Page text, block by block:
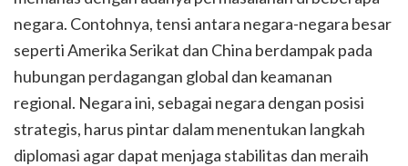
negara. Contohnya, tensi antara negara-negara besar
seperti Amerika Serikat dan China berdampak pada
hubungan perdagangan global dan keamanan
regional. Negara ini, sebagai negara dengan posisi
strategis, harus pintar dalam menentukan langkah
diplomasi agar dapat menjaga stabilitas dan meraih